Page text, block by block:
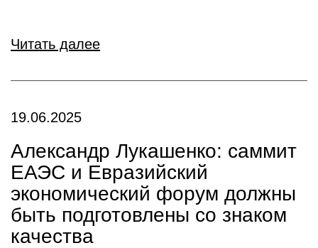
Читать далее
19.06.2025
Александр Лукашенко: саммит
ЕАЭС и Евразийский
экономический форум должны
быть подготовлены со знаком
качества